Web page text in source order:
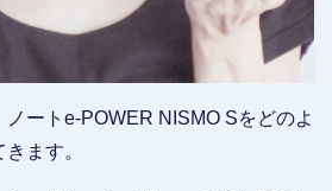
ートe-POWER NISMO Sをどのよ
ます。